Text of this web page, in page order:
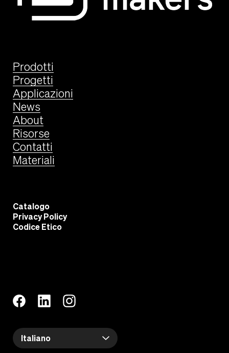
Prodotti
Progetti
Applicazioni
News
About
Risorse
Contatti
Materiali
Catalogo
Privacy Policy
Codice Etico
Italiano